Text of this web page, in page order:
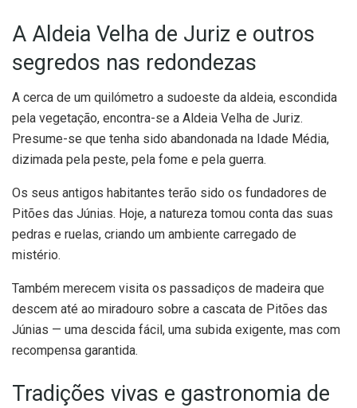
A Aldeia Velha de Juriz e outros
segredos nas redondezas
A cerca de um quilómetro a sudoeste da aldeia, escondida
pela vegetação, encontra-se a Aldeia Velha de Juriz.
Presume-se que tenha sido abandonada na Idade Média,
dizimada pela peste, pela fome e pela guerra.
Os seus antigos habitantes terão sido os fundadores de
Pitões das Júnias. Hoje, a natureza tomou conta das suas
pedras e ruelas, criando um ambiente carregado de
mistério.
Também merecem visita os passadiços de madeira que
descem até ao miradouro sobre a cascata de Pitões das
Júnias — uma descida fácil, uma subida exigente, mas com
recompensa garantida.
Tradições vivas e gastronomia de